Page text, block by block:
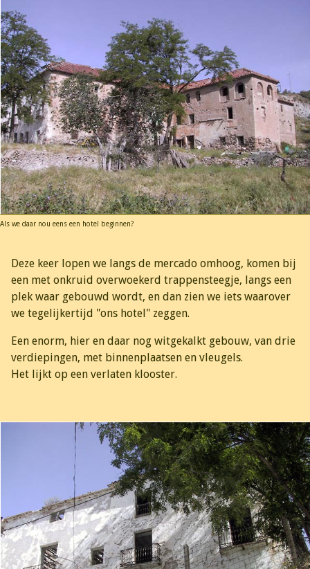
Als we daar nou eens een hotel beginnen?
Deze keer lopen we langs de mercado omhoog, komen bij
een met onkruid overwoekerd trappensteegje, langs een
plek waar gebouwd wordt, en dan zien we iets waarover
we tegelijkertijd "ons hotel" zeggen.
Een enorm, hier en daar nog witgekalkt gebouw, van drie
verdiepingen, met binnenplaatsen en vleugels.
Het lijkt op een verlaten klooster.